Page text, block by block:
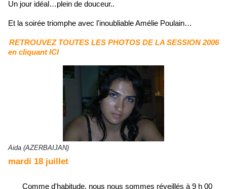
Un jour idéal…plein de douceur..
Et la soirée triomphe avec l'inoubliable Amélie Poulain…
RETROUVEZ TOUTES LES PHOTOS DE LA SESSION 2006
en cliquant ICI
Aida (AZERBAIJAN)
mardi 18 juillet
Comme d'habitude, nous nous sommes réveillés à 9 h 00